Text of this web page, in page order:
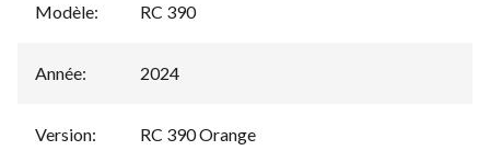
Modèle: RC 390
Année: 2024
Version: RC 390 Orange